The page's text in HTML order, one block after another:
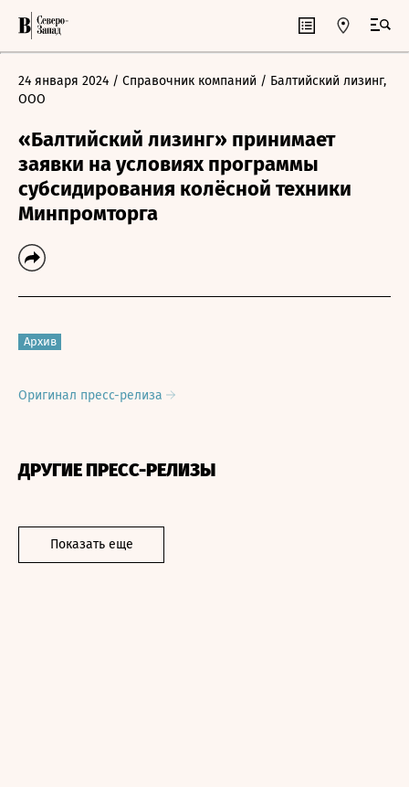
24 января 2024 / Справочник компаний / Балтийский лизинг,
ООО
«Балтийский лизинг» принимает
заявки на условиях программы
субсидирования колёсной техники
Минпромторга
Архив
Оригинал пресс-релиза
ДРУГИЕ ПРЕСС-РЕЛИЗЫ
Показать еще